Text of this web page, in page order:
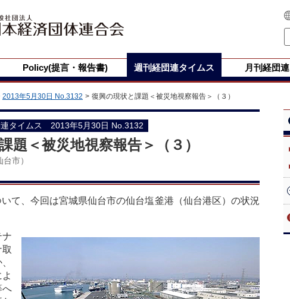
Policy(提言・報告書) 週刊経団連タイムス 月刊経団連
2013年5月30日 No.3132 復興の現状と課題＜被災地視察報告＞（３）
タイムス 2013年5月30日 No.3132
題＜被災地視察報告＞（３）
市）
て、今回は宮城県仙台市の仙台塩釜港（仙台港区）の状況
ナ
へ